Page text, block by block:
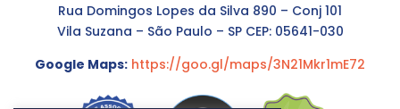
Rua Domingos Lopes da Silva 890 – Conj 101
Vila Suzana – São Paulo – SP CEP: 05641-030
Google Maps: https://goo.gl/maps/3N21Mkr1mE72